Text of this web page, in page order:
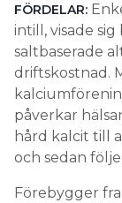
FÖRDELAR:
intill, visade
saltbaserade
driftskostnad.
påverkar
hård kalcit till
och sedan
Förebygger